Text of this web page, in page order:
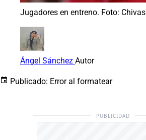
Jugadores en entreno. Foto: Chivas
Ángel Sánchez Autor
Publicado: Error al formatear
PUBLICIDAD